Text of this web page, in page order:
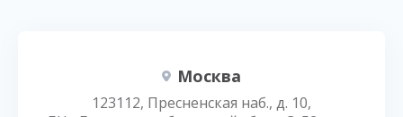
Москва
123112, Пресненская наб., д. 10,